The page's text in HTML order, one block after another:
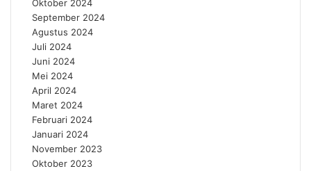
Oktober 2024
September 2024
Agustus 2024
Juli 2024
Juni 2024
Mei 2024
April 2024
Maret 2024
Februari 2024
Januari 2024
November 2023
Oktober 2023